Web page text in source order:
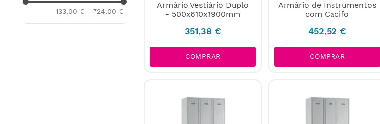
133,00 € – 724,00 €
Armário Vestiário Duplo
- 500x610x1900mm
351,38 €
COMPRAR
Armário de Instrumentos
com Cacifo
452,52 €
COMPRAR